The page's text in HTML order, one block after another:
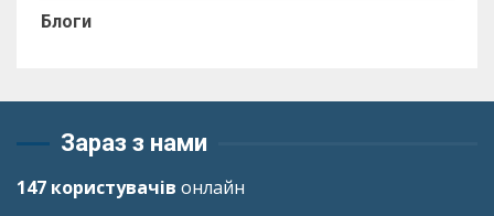
Блоги
Зараз з нами
147 користувачів онлайн